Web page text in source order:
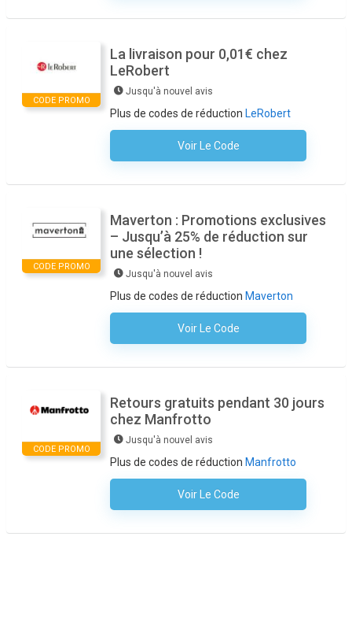
CODE PROMO
La livraison pour 0,01€ chez
LeRobert
Jusqu'à nouvel avis
Plus de codes de réduction LeRobert
Voir Le Code
Aucun Code N'est Nécessaire
CODE PROMO
Maverton : Promotions exclusives
– Jusqu’à 25% de réduction sur
une sélection !
Jusqu'à nouvel avis
Plus de codes de réduction Maverton
Voir Le Code
Aucun Code N'est Nécessaire
CODE PROMO
Retours gratuits pendant 30 jours
chez Manfrotto
Jusqu'à nouvel avis
Plus de codes de réduction Manfrotto
Voir Le Code
Aucun Code N'est Nécessaire